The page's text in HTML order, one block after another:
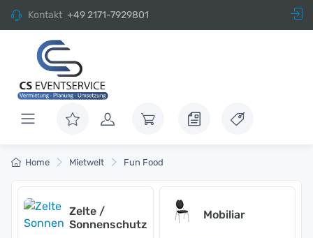
Kontakt +49 2171-7929801
Home Mietwelt Fun Food
Zelte /
Sonnenschutz
Mobiliar